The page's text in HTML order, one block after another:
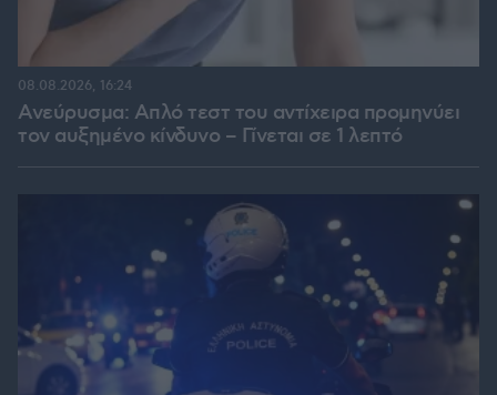
Ανεύρυσμα: Απλό τεστ του αντίχειρα προμηνύει
τον αυξημένο κίνδυνο – Γίνεται σε 1 λεπτό
08.08.2026, 16:24